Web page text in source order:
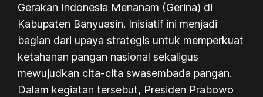
Gerakan Indonesia Menanam (Gerina) di
Kabupaten Banyuasin. Inisiatif ini menjadi
bagian dari upaya strategis untuk memperkuat
ketahanan pangan nasional sekaligus
mewujudkan cita-cita swasembada pangan.
Dalam kegiatan tersebut, Presiden Prabowo